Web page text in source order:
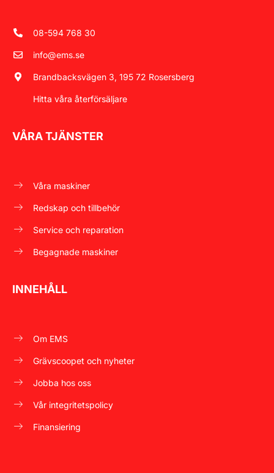
08-594 768 30
info@ems.se
Brandbacksvägen 3, 195 72 Rosersberg
Hitta våra återförsäljare
VÅRA TJÄNSTER
Våra maskiner
Redskap och tillbehör
Service och reparation
Begagnade maskiner
INNEHÅLL
Om EMS
Grävscoopet och nyheter
Jobba hos oss
Vår integritetspolicy
Finansiering